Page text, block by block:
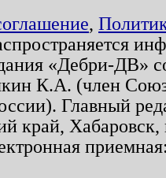
,
«Дебри-ДВ»
К.А. (член
Главный
край,